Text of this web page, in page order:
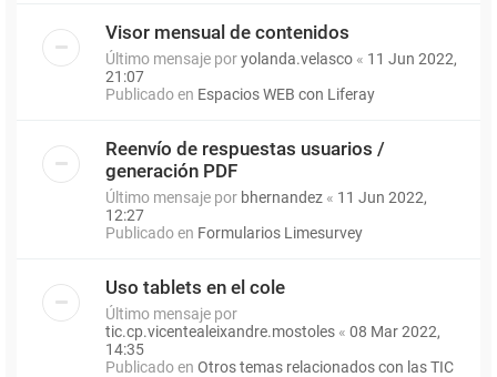
Visor mensual de contenidos
Último mensaje poryolanda.velasco « 11 Jun 2022,
21:07
Publicado en Espacios WEB con Liferay
Reenvío de respuestas usuarios /
generación PDF
Último mensaje por bhernandez « 11 Jun 2022,
12:27
Publicado en Formularios Limesurvey
Uso tablets en el cole
Último mensaje por
tic.cp.vicentealeixandre.mostoles « 08 Mar 2022,
14:35
Publicado en Otros temas relacionados con las TIC